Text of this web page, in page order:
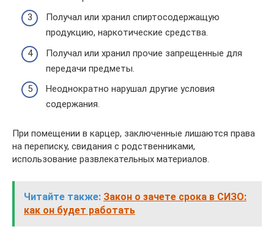
Получал или хранил спиртосодержащую
продукцию, наркотические средства.
Получал или хранил прочие запрещенные для
передачи предметы.
Неоднократно нарушал другие условия
содержания.
При помещении в карцер, заключенные лишаются права
на переписку, свидания с родственниками,
использование развлекательных материалов.
Читайте также: Закон о зачете срока в СИЗО:
как он будет работать